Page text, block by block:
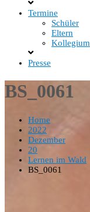
Termine
Schüler
Eltern
Kollegium
Presse
BS_0061
Home
2022
Dezember
20
Lernen im Wald
BS_0061